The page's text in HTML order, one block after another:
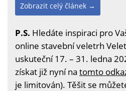
Zobrazit celý článek →
P.S. Hledáte inspiraci pro
online stavební veletrh
uskuteční 17. – 31. ledna
získat již nyní na tomto
je limitován). Těšit se